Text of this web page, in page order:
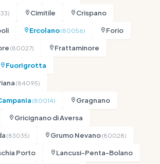
Cimitile
Crispano
Ercolano(80056)
Forio
(80027)
Frattaminore
Fuorigrotta
(84095)
(80014)
Gragnano
Gricignano di Aversa
(83035) Grumo Nevano(80028)
Porto
Lancusi-Penta-Bolano